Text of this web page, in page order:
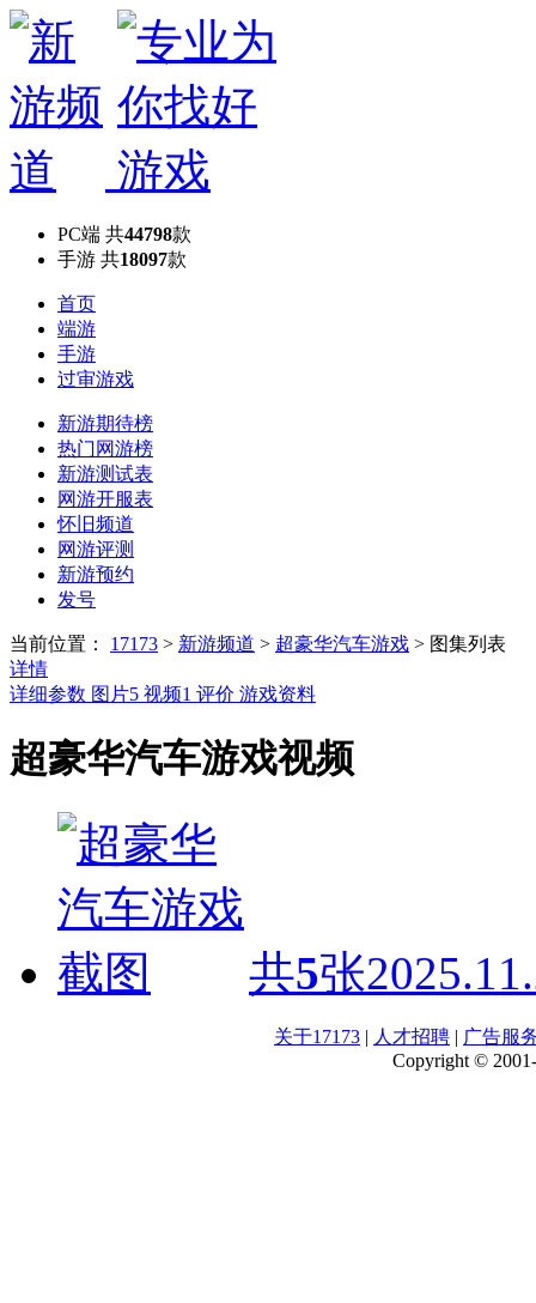
PC端 共44798款
手游 共18097款
首页
端游
手游
过审游戏
新游期待榜
热门网游榜
新游测试表
网游开服表
怀旧频道
网游评测
新游预约
发号
当前位置： 17173 > 新游频道 > 超​豪​华​汽​车​游​戏 > 图集列表
详情
详细参数 图片5 视频1 评价 游戏资料
超​豪​华​汽​车​游​戏视频
共5张
关于17173 | 人才招聘 | 广告服
Copyright ©